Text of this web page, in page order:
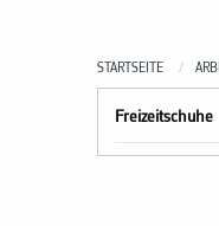
STARTSEITE
Freizeitschuhe